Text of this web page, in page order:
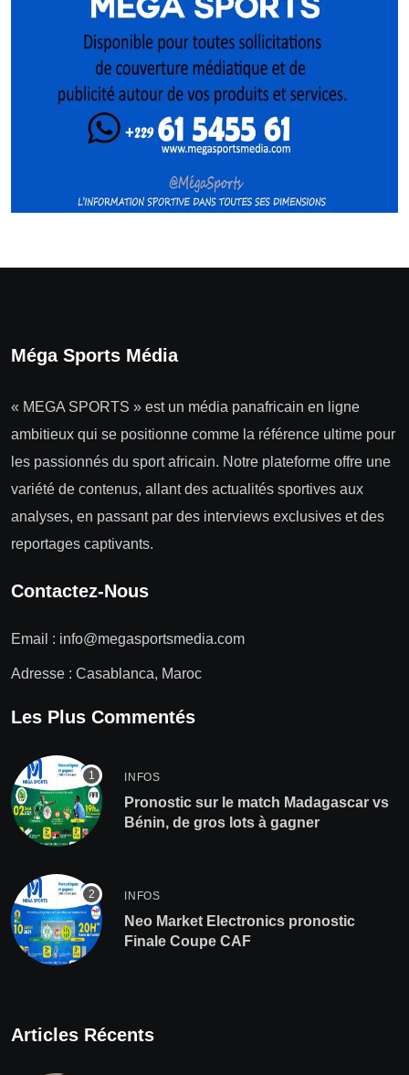
Méga Sports Média
« MEGA SPORTS » est un média panafricain en ligne
ambitieux qui se positionne comme la référence ultime pour
les passionnés du sport africain. Notre plateforme offre une
variété de contenus, allant des actualités sportives aux
analyses, en passant par des interviews exclusives et des
reportages captivants.
Contactez-Nous
Email : info@megasportsmedia.com
Adresse : Casablanca, Maroc
Les Plus Commentés
INFOS
Pronostic sur le match Madagascar vs
Bénin, de gros lots à gagner
INFOS
Neo Market Electronics pronostic
Finale Coupe CAF
Articles Récents